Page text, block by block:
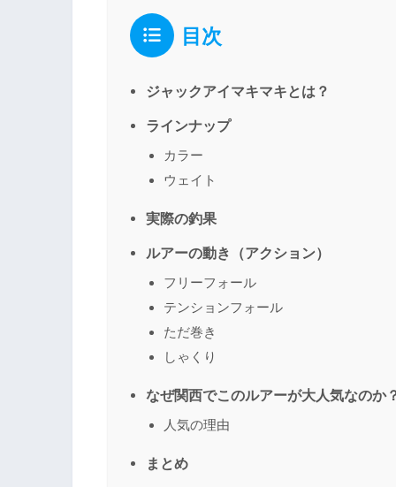
目次
ジャックアイマキマキとは？
ラインナップ
カラー
ウェイト
実際の釣果
ルアーの動き（アクション）
フリーフォール
テンションフォール
ただ巻き
しゃくり
なぜ関西でこのルアーが大人気なのか
人気の理由
まとめ